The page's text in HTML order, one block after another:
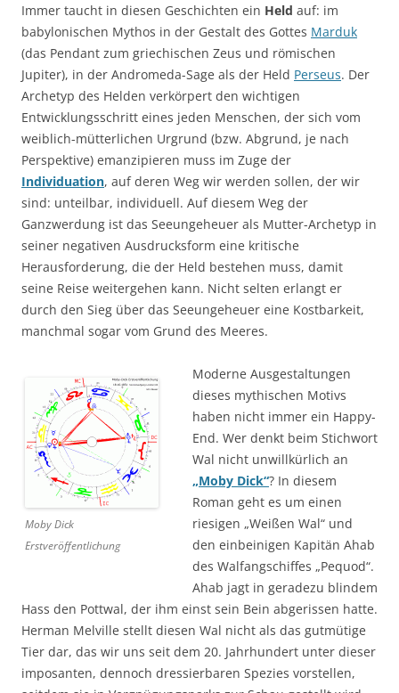
Immer taucht in diesen Geschichten ein Held auf: im
babylonischen Mythos in der Gestalt des Gottes Marduk
(das Pendant zum griechischen Zeus und römischen
Jupiter), in der Andromeda-Sage als der Held Perseus. Der
Archetyp des Helden verkörpert den wichtigen
Entwicklungsschritt eines jeden Menschen, der sich vom
weiblich-mütterlichen Urgrund (bzw. Abgrund, je nach
Perspektive) emanzipieren muss im Zuge der
Individuation, auf deren Weg wir werden sollen, der wir
sind: unteilbar, individuell. Auf diesem Weg der
Ganzwerdung ist das Seeungeheuer als Mutter-Archetyp in
seiner negativen Ausdrucksform eine kritische
Herausforderung, die der Held bestehen muss, damit
seine Reise weitergehen kann. Nicht selten erlangt er
durch den Sieg über das Seeungeheuer eine Kostbarkeit,
manchmal sogar vom Grund des Meeres.
Moby Dick
Erstveröffentlichung
Moderne Ausgestaltungen
dieses mythischen Motivs
haben nicht immer ein Happy-
End. Wer denkt beim Stichwort
Wal nicht unwillkürlich an
„Moby Dick“? In diesem
Roman geht es um einen
riesigen „Weißen Wal“ und
den einbeinigen Kapitän Ahab
des Walfangschiffes „Pequod“.
Ahab jagt in geradezu blindem
Hass den Pottwal, der ihm einst sein Bein abgerissen hatte.
Herman Melville stellt diesen Wal nicht als das gutmütige
Tier dar, das wir uns seit dem 20. Jahrhundert unter dieser
imposanten, dennoch dressierbaren Spezies vorstellen,